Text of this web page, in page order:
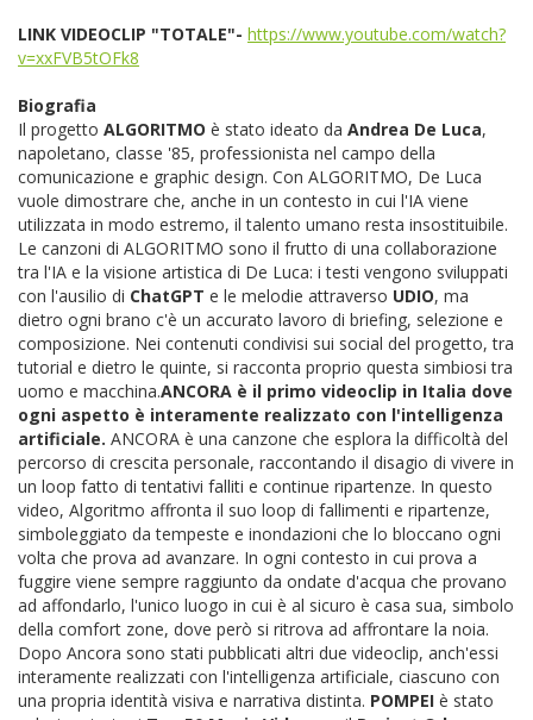
LINK VIDEOCLIP "TOTALE"- https://www.youtube.com/watch?
v=xxFVB5tOFk8
Biografia
Il progetto ALGORITMO è stato ideato da Andrea De Luca,
napoletano, classe '85, professionista nel campo della
comunicazione e graphic design. Con ALGORITMO, De Luca
vuole dimostrare che, anche in un contesto in cui l'IA viene
utilizzata in modo estremo, il talento umano resta insostituibile.
Le canzoni di ALGORITMO sono il frutto di una collaborazione
tra l'IA e la visione artistica di De Luca: i testi vengono sviluppati
con l'ausilio di ChatGPT e le melodie attraverso UDIO, ma
dietro ogni brano c'è un accurato lavoro di briefing, selezione e
composizione. Nei contenuti condivisi sui social del progetto, tra
tutorial e dietro le quinte, si racconta proprio questa simbiosi tra
uomo e macchina.ANCORA è il primo videoclip in Italia dove
ogni aspetto è interamente realizzato con l'intelligenza
artificiale. ANCORA è una canzone che esplora la difficoltà del
percorso di crescita personale, raccontando il disagio di vivere in
un loop fatto di tentativi falliti e continue ripartenze. In questo
video, Algoritmo affronta il suo loop di fallimenti e ripartenze,
simboleggiato da tempeste e inondazioni che lo bloccano ogni
volta che prova ad avanzare. In ogni contesto in cui prova a
fuggire viene sempre raggiunto da ondate d'acqua che provano
ad affondarlo, l'unico luogo in cui è al sicuro è casa sua, simbolo
della comfort zone, dove però si ritrova ad affrontare la noia.
Dopo Ancora sono stati pubblicati altri due videoclip, anch'essi
interamente realizzati con l'intelligenza artificiale, ciascuno con
una propria identità visiva e narrativa distinta. POMPEI è stato